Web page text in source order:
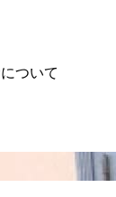
ついて